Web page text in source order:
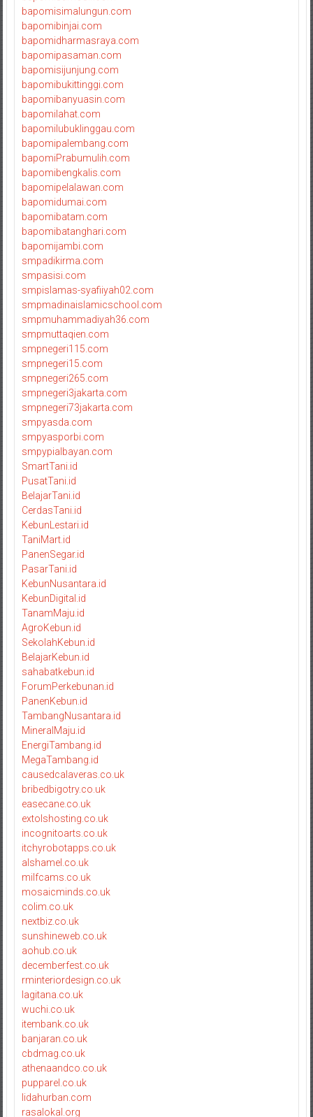
bapomisimalungun.com
bapomibinjai.com
bapomidharmasraya.com
bapomipasaman.com
bapomisijunjung.com
bapomibukittinggi.com
bapomibanyuasin.com
bapomilahat.com
bapomilubuklinggau.com
bapomipalembang.com
bapomiPrabumulih.com
bapomibengkalis.com
bapomipelalawan.com
bapomidumai.com
bapomibatam.com
bapomibatanghari.com
bapomijambi.com
smpadikirma.com
smpasisi.com
smpislamas-syafiiyah02.com
smpmadinaislamicschool.com
smpmuhammadiyah36.com
smpmuttaqien.com
smpnegeri115.com
smpnegeri15.com
smpnegeri265.com
smpnegeri3jakarta.com
smpnegeri73jakarta.com
smpyasda.com
smpyasporbi.com
smpypialbayan.com
SmartTani.id
PusatTani.id
BelajarTani.id
CerdasTani.id
KebunLestari.id
TaniMart.id
PanenSegar.id
PasarTani.id
KebunNusantara.id
KebunDigital.id
TanamMaju.id
AgroKebun.id
SekolahKebun.id
BelajarKebun.id
sahabatkebun.id
ForumPerkebunan.id
PanenKebun.id
TambangNusantara.id
MineralMaju.id
EnergiTambang.id
MegaTambang.id
causedcalaveras.co.uk
bribedbigotry.co.uk
easecane.co.uk
extolshosting.co.uk
incognitoarts.co.uk
itchyrobotapps.co.uk
alshamel.co.uk
milfcams.co.uk
mosaicminds.co.uk
colim.co.uk
nextbiz.co.uk
sunshineweb.co.uk
aohub.co.uk
decemberfest.co.uk
rminteriordesign.co.uk
lagitana.co.uk
wuchi.co.uk
itembank.co.uk
banjaran.co.uk
cbdmag.co.uk
athenaandco.co.uk
pupparel.co.uk
lidahurban.com
rasalokal.org